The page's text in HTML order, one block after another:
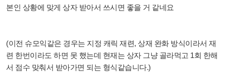
본인 상황에 맞게 상자 받아서 쓰시면 좋을 거 같네요
(이전 슈모익같은 경우는 지정 캐릭 재련, 상재 완화 방식이라서 재
련 한번이라도 하면 못 했는데 현재는 상자 그냥 골라먹고 1회 한해
서 점수 맞춰서 받아가면 되는 형식같습니다.)